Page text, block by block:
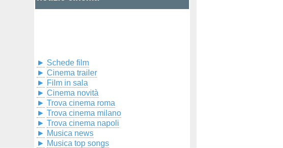
► Schede film
► Cinema trailer
► Film in sala
► Cinema novità
► Trova cinema roma
► Trova cinema milano
► Trova cinema napoli
► Musica news
► Musica top songs